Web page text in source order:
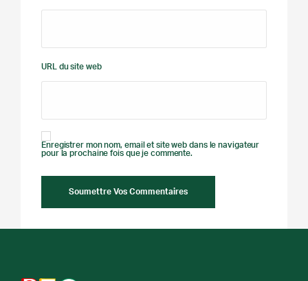
URL du site web
Enregistrer mon nom, email et site web dans le navigateur
pour la prochaine fois que je commente.